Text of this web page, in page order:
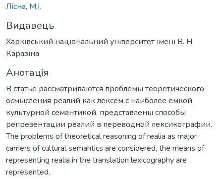
Лісна, М.І.
Видавець
Харківський національний університет імені В. Н.
Каразіна
Анотація
В статье рассматриваются проблемы теоретического
осмысления реалий как лексем с наиболее емкой
культурной семантикой, представлены способы
репрезентации реалий в переводной лексикографии.
The problems of theoretical reasoning of realia as major
carriers of cultural semantics are considered, the means of
representing realia in the translation lexicography are
represented.